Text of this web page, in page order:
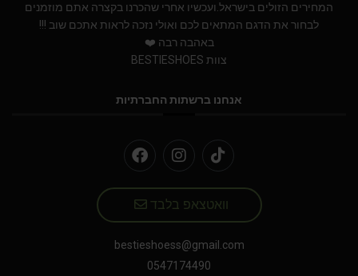
המחירים הזולים בישראל.ועכשיו אחרי שהכרנו בקצרה אתם מוזמנים
לבחור את הדגם המתאים לכם ואולי נזכה לראות אתכם שוב !!!
באהבה רבה ❤️
צוות BESTIESHOES
אנחנו ברשתות החברתיות
וואטצאפ בלבד
bestieshoess@gmail.com
0547174490